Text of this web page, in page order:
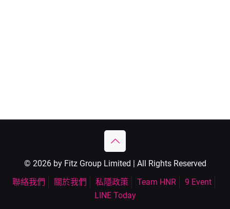
© 2026 by Fitz Group Limited | All Rights Reserved
聯絡我們
關於我們 私隱政策 Team HNR
9 Event
LINE Today